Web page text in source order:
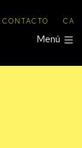
CONTACTO CA
Menú